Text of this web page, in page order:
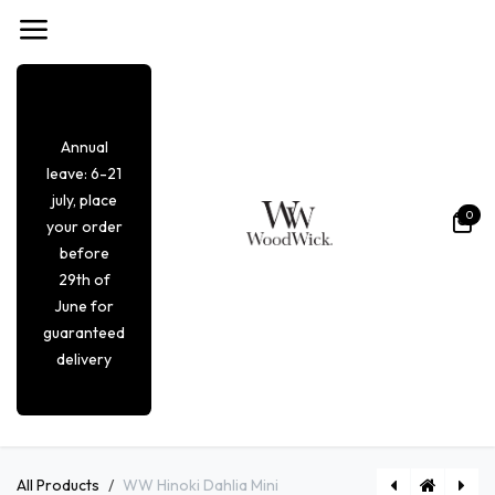
Annual
leave: 6-21
july, place
your order
before
29th of
June for
guaranteed
delivery
0
All Products WW Hinoki Dahlia Mini